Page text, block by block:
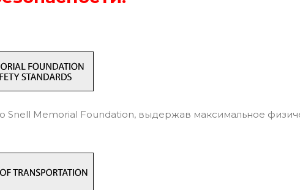
Memorial Foundation, выдержав максимальное